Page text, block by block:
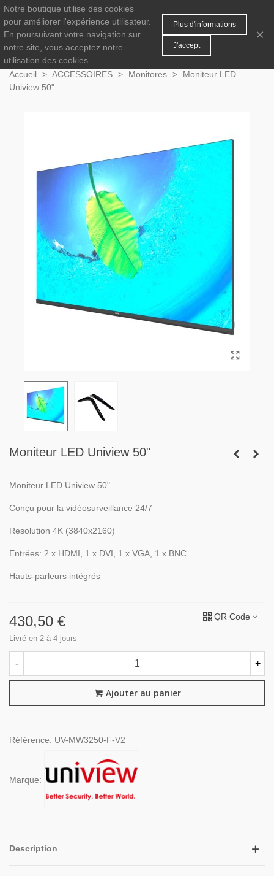
0 MENU
Accueil > ACCESSOIRES > Monitores >
Moniteur LED
Uniview 50"
Moniteur LED Uniview 50"
Moniteur LED Uniview 50"
Conçu pour la vidéosurveillance 24/7
Resolution 4K (3840x2160)
Entrées: 2 x HDMI, 1 x DVI, 1 x VGA, 1 x BNC
Hauts-parleurs intégrés
430,50 €
Livré en 2 à 4 jours
QR Code
- +
Ajouter au panier
Référence: UV-MW3250-F-V2
Marque:
Description
Notre boutique utilise des cookies
pour améliorer l'expérience utilisateur.
En poursuivant votre navigation sur
notre site, vous acceptez notre
utilisation des cookies.
Plus d'informations
J'accept
×